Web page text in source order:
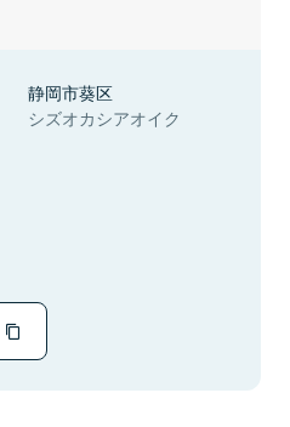
静岡市葵区
シズオカシアオイク